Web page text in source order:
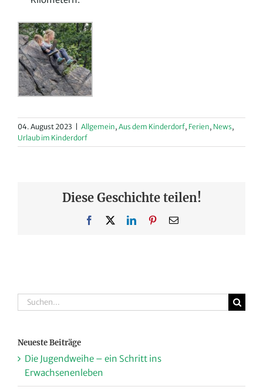
04. August 2023 | Allgemein, Aus dem Kinderdorf, Ferien, News,
Urlaub im Kinderdorf
Diese Geschichte teilen!
Facebook LinkedInPinterest
E-
Suche
nach:
Neueste Beiträge
Die Jugendweihe – ein Schritt ins
Erwachsenenleben